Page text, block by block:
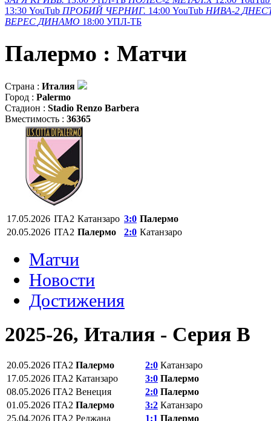
13:30 YouTub ПРОБИЙ ЧЕРНИГ. 14:00 YouTub НИВА-2
ВЕРЕС ДИНАМО 18:00 УПЛ-ТБ
Палермо : Матчи
Страна : Италия
Город : Palermo
Стадион : Stadio Renzo Barbera
Вместимость : 36365
17.05.2026 ITA2 Катанзаро 3:0 Палермо
20.05.2026 ITA2 Палермо 2:0 Катанзаро
Матчи
Новости
Достижения
2025-26, Италия - Серия В
20.05.2026 ITA2 Палермо 2:0 Катанзаро
17.05.2026 ITA2 Катанзаро 3:0 Палермо
08.05.2026 ITA2 Венеция 2:0 Палермо
01.05.2026 ITA2 Палермо 3:2 Катанзаро
25.04.2026 ITA2 Реджана 1:1 Палермо